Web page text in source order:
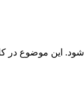
این موضوع